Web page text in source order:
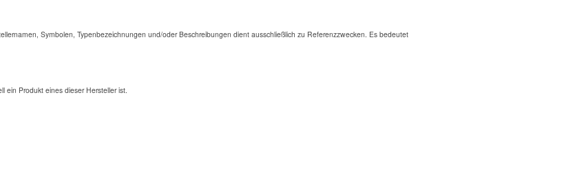
Symbolen, Typenbezeichnungen und/oder Beschreibungen dient ausschließlich zu Referenzzwecken. Es bedeutet
ein Produkt eines dieser Hersteller ist.